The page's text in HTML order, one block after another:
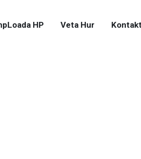
HP Veta Hur Kontakt